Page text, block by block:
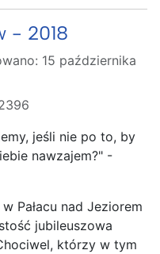
- 2018
15 października
jeśli nie po to, by
nawzajem?" -
Pałacu nad Jeziorem
jubileuszowa
którzy w tym